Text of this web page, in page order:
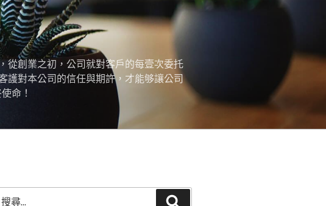
從創業之初，公司就對客戶的每壹次委托
護對本公司的信任與期許，才能够讓公司
命！